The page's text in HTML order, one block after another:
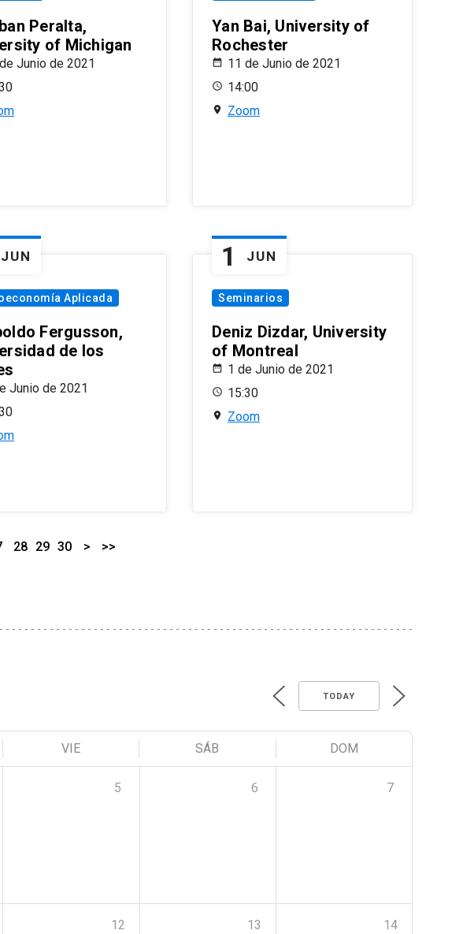
Peralta,
of Michigan
Junio de 2021
Yan Bai, University of
Rochester
11 de Junio de 2021
14:00
Zoom
JUN
Aplicada
Fergusson,
de los
Junio de 2021
1 JUN
Seminarios
Deniz Dizdar, University
of Montreal
1 de Junio de 2021
15:30
Zoom
28 29 30 > >>
TODAY
VIE SÁB DOM
5 6 7
12 13 14